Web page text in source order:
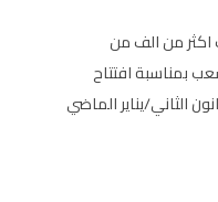
من الف من
بمناسبة افتتاح
الثاني/يناير الماضي